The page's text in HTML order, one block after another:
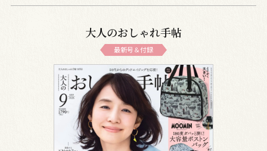
大人のおしゃれ手帖
最新号＆付録